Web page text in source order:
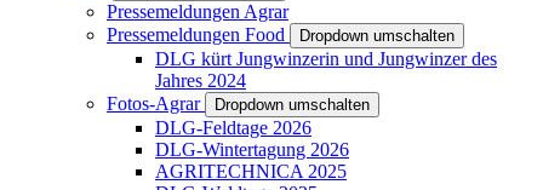
Pressemeldungen Agrar
Pressemeldungen Food
Dropdown umschalten
DLG kürt Jungwinzerin und Jungwinzer des
Jahres 2024
Fotos-Agrar
Dropdown umschalten
DLG-Feldtage 2026
DLG-Wintertagung 2026
AGRITECHNICA 2025